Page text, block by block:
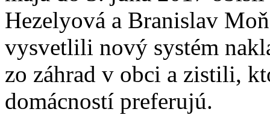
Hezelyová a Branislav
vysvetlili nový systém
zo záhrad v obci a zistili,
domácností preferujú.